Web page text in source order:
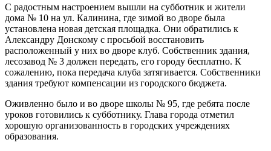
С радостным настроением вышли на субботник и жители
дома № 10 на ул. Калинина, где зимой во дворе была
установлена новая детская площадка. Они обратились к
Александру Донскому с просьбой восстановить
расположенный у них во дворе клуб. Собственник здания,
лесозавод № 3 должен передать, его городу бесплатно. К
сожалению, пока передача клуба затягивается. Собственники
здания требуют компенсации из городского бюджета.
Оживленно было и во дворе школы № 95, где ребята после
уроков готовились к субботнику. Глава города отметил
хорошую организованность в городских учреждениях
образования.